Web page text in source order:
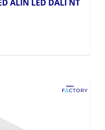
ALIN LED DALI NT